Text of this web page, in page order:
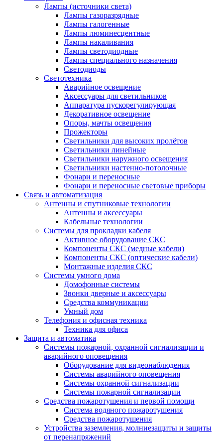
Лампы (источники света)
Лампы газоразрядные
Лампы галогенные
Лампы люминесцентные
Лампы накаливания
Лампы светодиодные
Лампы специального назначения
Светодиоды
Светотехника
Аварийное освещение
Аксессуары для светильников
Аппаратура пускорегулирующая
Декоративное освещение
Опоры, мачты освещения
Прожекторы
Светильники для высоких пролётов
Светильники линейные
Светильники наружного освещения
Светильники настенно-потолочные
Фонари и переносные
Фонари и переносные световые приборы
Связь и автоматизация
Антенны и спутниковые технологии
Антенны и аксессуары
Кабельные технологии
Системы для прокладки кабеля
Активное оборудование СКС
Компоненты СКС (медные кабели)
Компоненты СКС (оптические кабели)
Монтажные изделия СКС
Системы умного дома
Домофонные системы
Звонки дверные и аксессуары
Средства коммуникации
Умный дом
Телефония и офисная техника
Техника для офиса
Защита и автоматика
Системы пожарной, охранной сигнализации и
аварийного оповещения
Оборудование для видеонаблюдения
Системы аварийного оповещения
Системы охранной сигнализации
Системы пожарной сигнализации
Средства пожаротушения и первой помощи
Система водяного пожаротушения
Средства пожаротушения
Устройства заземления, молниезащиты и защиты
от перенапряжений